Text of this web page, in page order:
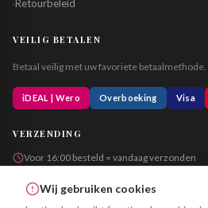
›Retourbeleid
VEILIG BETALEN
Betaal veilig met uw favoriete betaalmethode.
iDEAL | Wero Overboeking Visa
VERZENDING
Voor 16:00 besteld = vandaag verzonden
Wij gebruiken cookies